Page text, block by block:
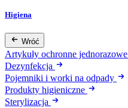
Higiena
Wróć
Artykuły ochronne jednorazowe
Dezynfekcja
Pojemniki i worki na odpady
Produkty higieniczne
Sterylizacja